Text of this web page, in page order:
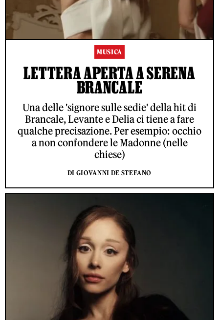
MUSICA
LETTERA APERTA A SERENA
BRANCALE
Una delle 'signore sulle sedie' della hit di
Brancale, Levante e Delia ci tiene a fare
qualche precisazione. Per esempio: occhio
a non confondere le Madonne (nelle
chiese)
DI GIOVANNI DE STEFANO